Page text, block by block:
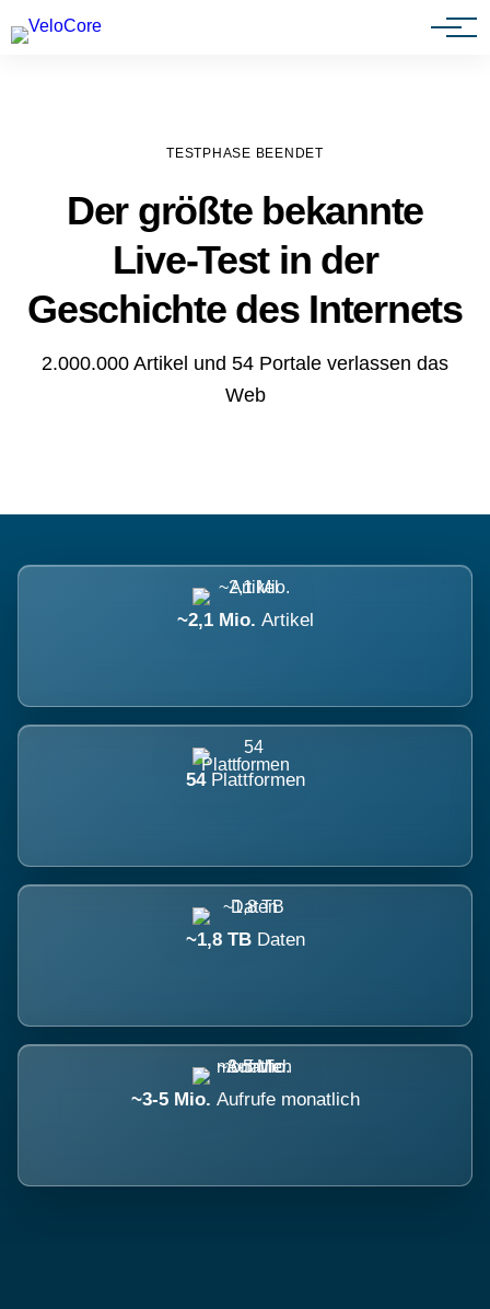
Agenturen & Webdesigner
TESTPHASE BEENDET
Der größte bekannte
Live-Test in der
Geschichte des Internets
2.000.000 Artikel und 54 Portale verlassen das
Web
~2,1 Mio. Artikel
54 Plattformen
~1,8 TB Daten
~3-5 Mio. Aufrufe monatlich